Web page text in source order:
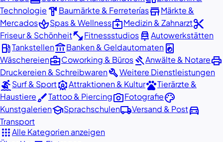
Technologie hardware Baumärkte & FerreteríasstoreMärkte &
MercadosspaSpas & Wellnessmedical_servicesMedizin & Zahnarztcontent_cut
Friseur & Schönheitfitness_centerFitnessstudioscar_repairAutowerkstätten
local_gas_stationTankstellenaccount_balanceBanken & Geldautomatenlocal_laundry_service
Wäschereienbusiness_centerCoworking & BürosgavelAnwälte & Notareprint
Druckereien & SchreibwarenbuildWeitere Dienstleistungen
surfingSurf & SportattractionsAttraktionen & KulturpetsTierärzte &
HaustierebrushTattoo & Piercingphoto_cameraFotografiepalette
KunstgalerienschoolSprachschulenlocal_shippingVersand & Postdirections_car
Transport
appsAlle Kategorien anzeigen